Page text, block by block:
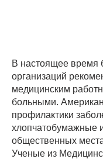
В настоящее время
организаций
медицинским
больными.
профилактики
хлопчатобумажные
общественных
Ученые из